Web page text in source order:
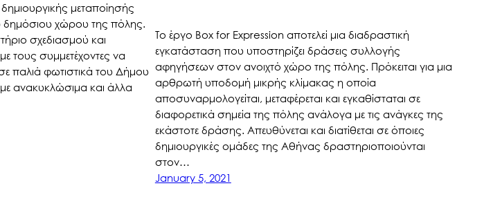
μεταποίησής
δημόσιου χώρου της πόλης.
σχεδιασμού και
τους συμμετέχοντες να
παλιά φωτιστικά του Δήμου
ανακυκλώσιμα και άλλα
Το έργο Box for Expression αποτελεί μια διαδραστική
εγκατάσταση που υποστηρίζει δράσεις συλλογής
αφηγήσεων στον ανοιχτό χώρο της πόλης. Πρόκειται για μια
αρθρωτή υποδομή μικρής κλίμακας η οποία
αποσυναρμολογείται, μεταφέρεται και εγκαθίσταται σε
διαφορετικά σημεία της πόλης ανάλογα με τις ανάγκες της
εκάστοτε δράσης. Απευθύνεται και διατίθεται σε όποιες
δημιουργικές ομάδες της Αθήνας δραστηριοποιούνται
στον…
January 5, 2021